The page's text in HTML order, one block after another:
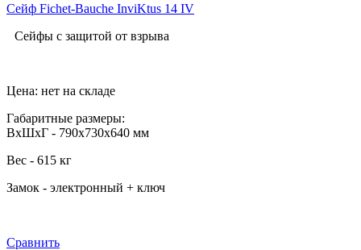
Сейф Fichet-Bauche InviKtus 14 IV
Сейфы с защитой от взрыва
Цена: нет на складе
Габаритные размеры:
ВхШхГ - 790х730х640 мм
Вес - 615 кг
Замок - электронный + ключ
Сравнить